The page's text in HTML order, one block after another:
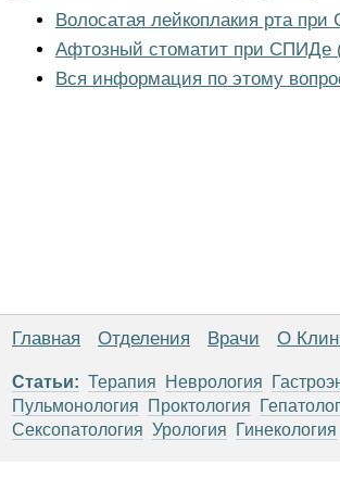
Волосатая лейкоплакия рта
Афтозный стоматит при СПИДе
Вся информация по этому
Главная Отделения Врачи О
Статьи: Терапия Неврология
Пульмонология
Проктология
Сексопатология Урология Гинекология